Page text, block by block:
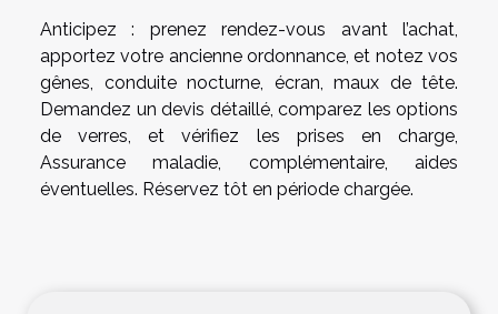
Anticipez : prenez rendez-vous avant l’achat,
apportez votre ancienne ordonnance, et notez vos
gênes, conduite nocturne, écran, maux de tête.
Demandez un devis détaillé, comparez les options
de verres, et vérifiez les prises en charge,
Assurance maladie, complémentaire, aides
éventuelles. Réservez tôt en période chargée.